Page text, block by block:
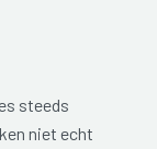
steeds
niet echt